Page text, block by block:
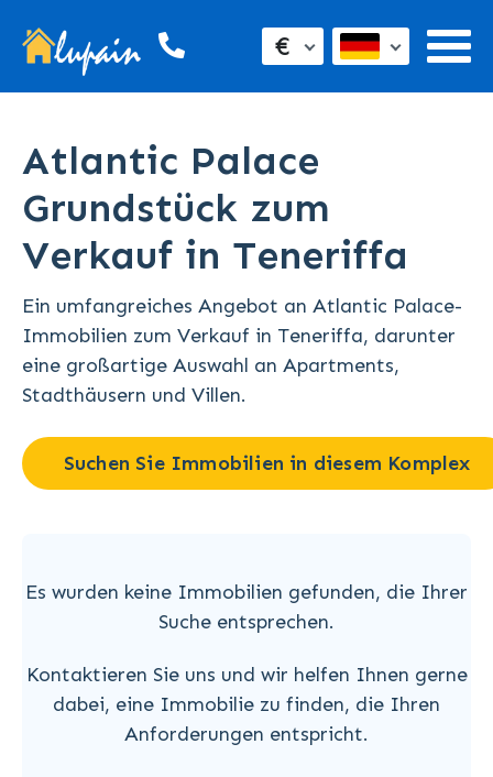
€
Atlantic Palace
Grundstück zum
Verkauf in Teneriffa
Ein umfangreiches Angebot an Atlantic Palace-
Immobilien zum Verkauf in Teneriffa, darunter
eine großartige Auswahl an Apartments,
Stadthäusern und Villen.
Suchen Sie Immobilien in diesem Komplex
Es wurden keine Immobilien gefunden, die Ihrer
Suche entsprechen.
Kontaktieren Sie uns und wir helfen Ihnen gerne
dabei, eine Immobilie zu finden, die Ihren
Anforderungen entspricht.